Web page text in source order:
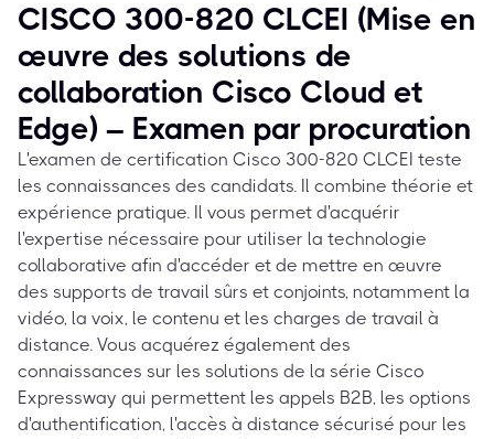
CISCO 300-820 CLCEI (Mise en
œuvre des solutions de
collaboration Cisco Cloud et
Edge) – Examen par procuration
L'examen de certification Cisco 300-820 CLCEI teste
les connaissances des candidats. Il combine théorie et
expérience pratique. Il vous permet d'acquérir
l'expertise nécessaire pour utiliser la technologie
collaborative afin d'accéder et de mettre en œuvre
des supports de travail sûrs et conjoints, notamment la
vidéo, la voix, le contenu et les charges de travail à
distance. Vous acquérez également des
connaissances sur les solutions de la série Cisco
Expressway qui permettent les appels B2B, les options
d'authentification, l'accès à distance sécurisé pour les